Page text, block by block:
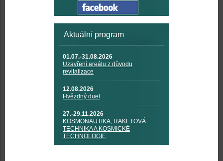
Aktuální program
01.07.-31.08.2026
Uzavření areálu z důvodu
revitalizace
12.08.2026
Hvězdný duel
27.-29.11.2026
KOSMONAUTIKA, RAKETOVÁ
TECHNIKA A KOSMICKÉ
TECHNOLOGIE